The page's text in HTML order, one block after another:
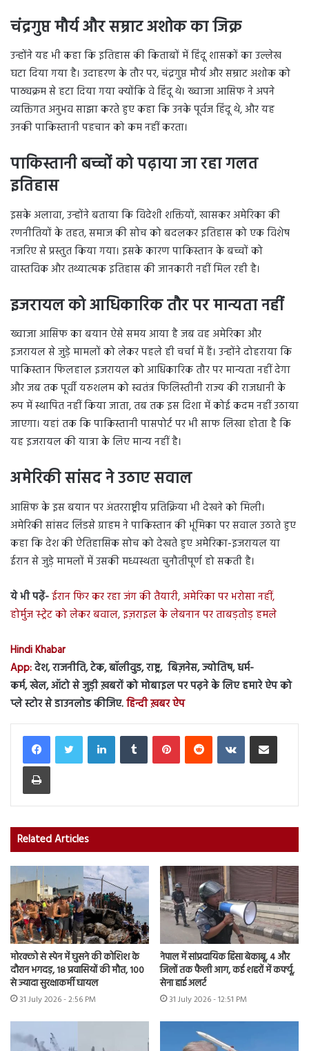
चंद्रगुप्त मौर्य और सम्राट अशोक का जिक्र
उन्होंने यह भी कहा कि इतिहास की किताबों में हिंदू शासकों का उल्लेख
घटा दिया गया है। उदाहरण के तौर पर, चंद्रगुप्त मौर्य और सम्राट अशोक को
पाठ्यक्रम से हटा दिया गया क्योंकि वे हिंदू थे। ख्वाजा आसिफ ने अपने
व्यक्तिगत अनुभव साझा करते हुए कहा कि उनके पूर्वज हिंदू थे, और यह
उनकी पाकिस्तानी पहचान को कम नहीं करता।
पाकिस्तानी बच्चों को पढ़ाया जा रहा गलत
इतिहास
इसके अलावा, उन्होंने बताया कि विदेशी शक्तियों, खासकर अमेरिका की
रणनीतियों के तहत, समाज की सोच को बदलकर इतिहास को एक विशेष
नजरिए से प्रस्तुत किया गया। इसके कारण पाकिस्तान के बच्चों को
वास्तविक और तथ्यात्मक इतिहास की जानकारी नहीं मिल रही है।
इजरायल को आधिकारिक तौर पर मान्यता नहीं
ख्वाजा आसिफ का बयान ऐसे समय आया है जब वह अमेरिका और
इजरायल से जुड़े मामलों को लेकर पहले ही चर्चा में हैं। उन्होंने दोहराया कि
पाकिस्तान फिलहाल इजरायल को आधिकारिक तौर पर मान्यता नहीं देगा
और जब तक पूर्वी यरुशलम को स्वतंत्र फिलिस्तीनी राज्य की राजधानी के
रूप में स्थापित नहीं किया जाता, तब तक इस दिशा में कोई कदम नहीं उठाया
जाएगा। यहां तक कि पाकिस्तानी पासपोर्ट पर भी साफ लिखा होता है कि
यह इजरायल की यात्रा के लिए मान्य नहीं है।
अमेरिकी सांसद ने उठाए सवाल
आसिफ के इस बयान पर अंतरराष्ट्रीय प्रतिक्रिया भी देखने को मिली।
अमेरिकी सांसद लिंडसे ग्राहम ने पाकिस्तान की भूमिका पर सवाल उठाते हुए
कहा कि देश की ऐतिहासिक सोच को देखते हुए अमेरिका-इजरायल या
ईरान से जुड़े मामलों में उसकी मध्यस्थता चुनौतीपूर्ण हो सकती है।
ये भी पढ़ें-ईरान फिर कर रहा जंग की तैयारी, अमेरिका पर भरोसा नहीं,
होर्मुज स्ट्रेट को लेकर बवाल, इज़राइल के लेबनान पर ताबड़तोड़ हमले
Hindi Khabar
App:देश, राजनीति, टेक, बॉलीवुड, राष्ट्र, बिज़नेस, ज्योतिष, धर्म-
कर्म, खेल, ऑटो से जुड़ी ख़बरों को मोबाइल पर पढ़ने के लिए हमारे ऐप को
प्ले स्टोर से डाउनलोड कीजिए.हिन्दी ख़बर ऐप
LinkedInTumblr PinterestReddit VKontakteShare via Email
Print
Related Articles
मोरक्को से स्पेन में घुसने की कोशिश के
दौरान भगदड़, 18 प्रवासियों की मौत, 100
से ज्यादा सुरक्षाकर्मी घायल
31 July 2026 - 2:56 PM
नेपाल में सांप्रदायिक हिंसा बेकाबू, 4 और
जिलों तक फैली आग, कई शहरों में कर्फ्यू,
सेना हाई अलर्ट
31 July 2026 - 12:51 PM